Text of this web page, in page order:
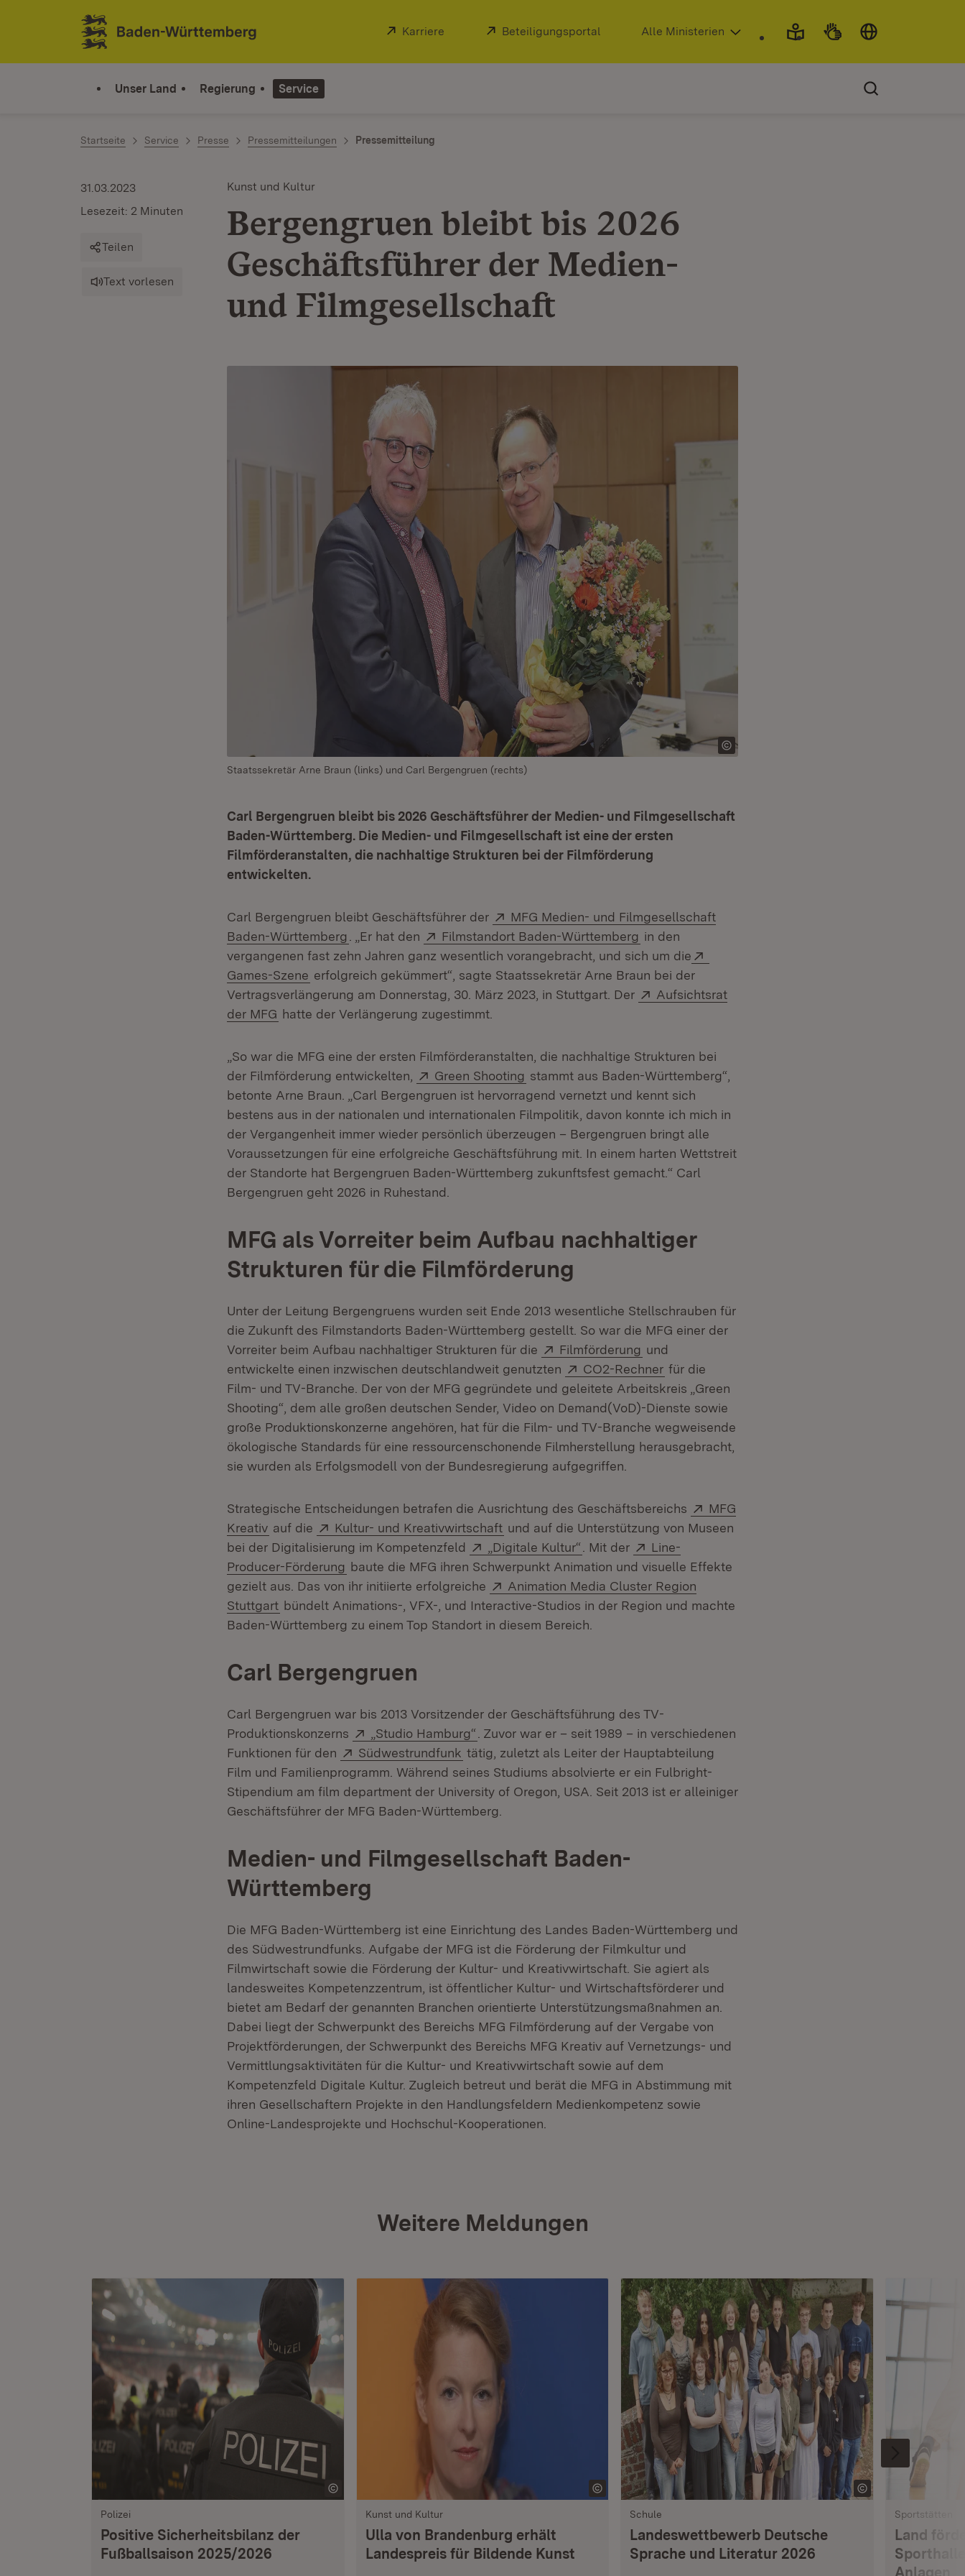
Zum Inhalt springen
Link zur Startseite
Extern:
Karriere (Öffnet in neuem Fenster)
Extern:
Beteiligungsportal (Öffnet in neuem Fenster)
Alle Ministerien
Unser Land Regierung Service
Startseite Service Presse Pressemitteilungen Pressemitteilung
Kunst und Kultur
Bergengruen bleibt bis 2026
Geschäftsführer der Medien-
und Filmgesellschaft
31.03.2023
Lesezeit: 2 Minuten
Teilen
Text vorlesen
Staatssekretär Arne Braun (links) und Carl Bergengruen (rechts)
Carl Bergengruen bleibt bis 2026 Geschäftsführer der Medien- und Filmgesellschaft
Baden-Württemberg. Die Medien- und Filmgesellschaft ist eine der ersten
Filmförderanstalten, die nachhaltige Strukturen bei der Filmförderung
entwickelten.
Carl Bergengruen bleibt Geschäftsführer der Extern:
MFG Medien- und Filmgesellschaft
Baden-Württemberg (Öffnet in neuem Fenster)
. „Er hat den Extern:
Filmstandort Baden-Württemberg (Öffnet in neuem Fenster)
in den
vergangenen fast zehn Jahren ganz wesentlich vorangebracht, und sich um die
Games-Szene (Öffnet in neuem Fenster)
erfolgreich gekümmert“, sagte Staatssekretär Arne Braun bei der
Vertragsverlängerung am Donnerstag, 30. März 2023, in Stuttgart. Der
Extern:
Aufsichtsrat
der MFG (Öffnet in neuem Fenster)
hatte der Verlängerung zugestimmt.
„So war die MFG eine der ersten Filmförderanstalten, die nachhaltige Strukturen bei
der Filmförderung entwickelten,
Extern:
Green Shooting (Öffnet in neuem Fenster)
stammt aus Baden-Württemberg“,
betonte Arne Braun. „Carl Bergengruen ist hervorragend vernetzt und kennt sich
bestens aus in der nationalen und internationalen Filmpolitik, davon konnte ich mich in
der Vergangenheit immer wieder persönlich überzeugen – Bergengruen bringt alle
Voraussetzungen für eine erfolgreiche Geschäftsführung mit. In einem harten Wettstreit
der Standorte hat Bergengruen Baden-Württemberg zukunftsfest gemacht.“ Carl
Bergengruen geht 2026 in Ruhestand.
MFG als Vorreiter beim Aufbau nachhaltiger
Strukturen für die Filmförderung
Unter der Leitung Bergengruens wurden seit Ende 2013 wesentliche Stellschrauben für
die Zukunft des Filmstandorts Baden-Württemberg gestellt. So war die MFG einer der
Vorreiter beim Aufbau nachhaltiger Strukturen für die
Extern:
Filmförderung (Öffnet in neuem Fenster)
und
entwickelte einen inzwischen deutschlandweit genutzten
Extern:
CO2-Rechner (Öffnet in neuem Fenster)
für die
Film- und TV-Branche. Der von der MFG gegründete und geleitete Arbeitskreis „Green
Shooting“, dem alle großen deutschen Sender, Video on Demand(VoD)-Dienste sowie
große Produktionskonzerne angehören, hat für die Film- und TV-Branche wegweisende
ökologische Standards für eine ressourcenschonende Filmherstellung herausgebracht,
sie wurden als Erfolgsmodell von der Bundesregierung aufgegriffen.
Strategische Entscheidungen betrafen die Ausrichtung des Geschäftsbereichs Extern:
MFG
Kreativ (Öffnet in neuem Fenster)
auf die Extern:
Kultur- und Kreativwirtschaft (Öffnet in neuem Fenster)
und auf die Unterstützung von Museen
bei der Digitalisierung im Kompetenzfeld
Extern:
„Digitale Kultur“ (Öffnet in neuem Fenster)
. Mit der Extern:
Line-
Producer-Förderung (Öffnet in neuem Fenster)
baute die MFG ihren Schwerpunkt Animation und visuelle Effekte
gezielt aus. Das von ihr initiierte erfolgreiche
Extern:
Animation Media Cluster Region
Stuttgart (Öffnet in neuem Fenster)
bündelt Animations-, VFX-, und Interactive-Studios in der Region und machte
Baden-Württemberg zu einem Top Standort in diesem Bereich.
Carl Bergengruen
Carl Bergengruen war bis 2013 Vorsitzender der Geschäftsführung des TV-
Produktionskonzerns
Extern:
„Studio Hamburg“ (Öffnet in neuem Fenster)
. Zuvor war er – seit 1989 – in verschiedenen
Funktionen für den
Extern:
Südwestrundfunk (Öffnet in neuem Fenster)
tätig, zuletzt als Leiter der Hauptabteilung
Film und Familienprogramm. Während seines Studiums absolvierte er ein Fulbright-
Stipendium am film department der University of Oregon, USA. Seit 2013 ist er alleiniger
Geschäftsführer der MFG Baden-Württemberg.
Medien- und Filmgesellschaft Baden-
Württemberg
Die MFG Baden-Württemberg ist eine Einrichtung des Landes Baden-Württemberg und
des Südwestrundfunks. Aufgabe der MFG ist die Förderung der Filmkultur und
Filmwirtschaft sowie die Förderung der Kultur- und Kreativwirtschaft. Sie agiert als
landesweites Kompetenzzentrum, ist öffentlicher Kultur- und Wirtschaftsförderer und
bietet am Bedarf der genannten Branchen orientierte Unterstützungsmaßnahmen an.
Dabei liegt der Schwerpunkt des Bereichs MFG Filmförderung auf der Vergabe von
Projektförderungen, der Schwerpunkt des Bereichs MFG Kreativ auf Vernetzungs- und
Vermittlungsaktivitäten für die Kultur- und Kreativwirtschaft sowie auf dem
Kompetenzfeld Digitale Kultur. Zugleich betreut und berät die MFG in Abstimmung mit
ihren Gesellschaftern Projekte in den Handlungsfeldern Medienkompetenz sowie
Online-Landesprojekte und Hochschul-Kooperationen.
Weitere Meldungen
Polizei
Positive Sicherheitsbilanz der
Fußballsaison 2025/2026
Kunst und Kultur
Ulla von Brandenburg erhält
Landespreis für Bildende Kunst
Schule
Landeswettbewerb Deutsche
Sprache und Literatur 2026
Sportstätten
Land
Anlagen